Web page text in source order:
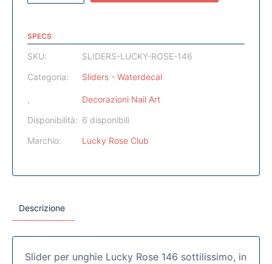
SPECS
SKU:
SLIDERS-LUCKY-ROSE-146
Categoria:
Sliders - Waterdecal
,
Decorazioni Nail Art
Disponibilità: 6 disponibili
Marchio:
Lucky Rose Club
Descrizione
Slider per unghie Lucky Rose 146 sottilissimo, in